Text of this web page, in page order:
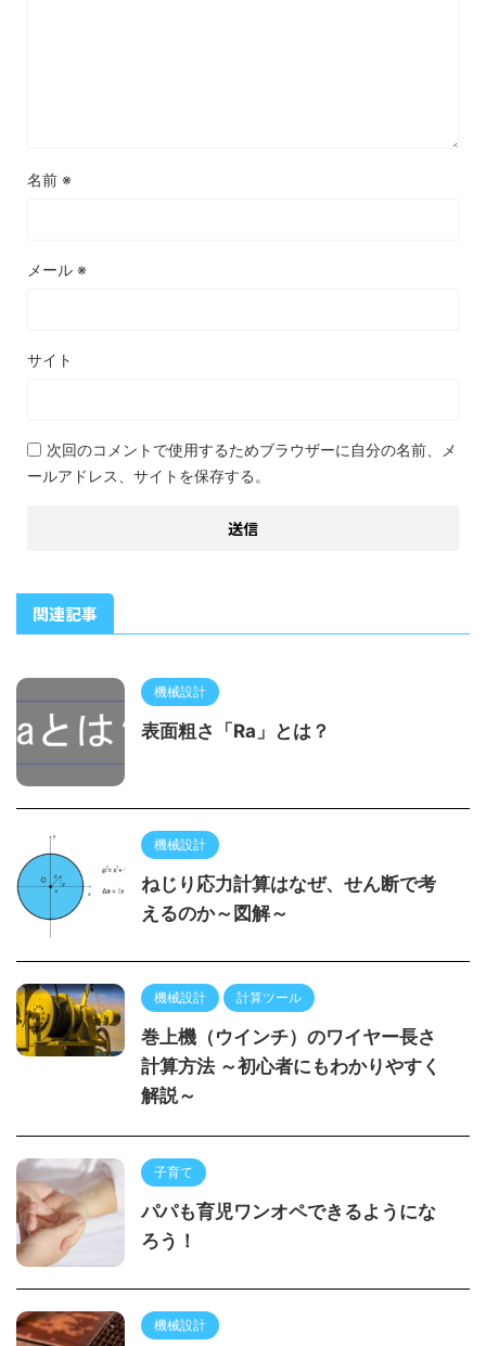
名前 ※
メール ※
サイト
次回のコメントで使用するためブラウザーに自分の名前、メ
ールアドレス、サイトを保存する。
関連記事
機械設計
表面粗さ「Ra」とは？
機械設計
ねじり応力計算はなぜ、せん断で考
えるのか～図解～
機械設計 計算ツール
巻上機（ウインチ）のワイヤー長さ
計算方法 ～初心者にもわかりやすく
解説～
子育て
パパも育児ワンオペできるようにな
ろう！
機械設計